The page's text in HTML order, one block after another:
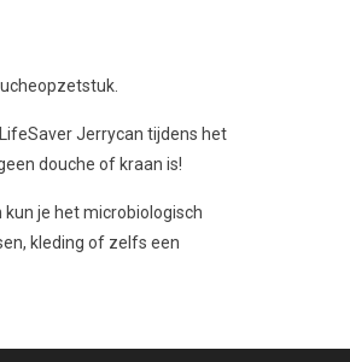
Jerrycan tijdens het
douche of kraan is!
je het microbiologisch
kleding of zelfs een